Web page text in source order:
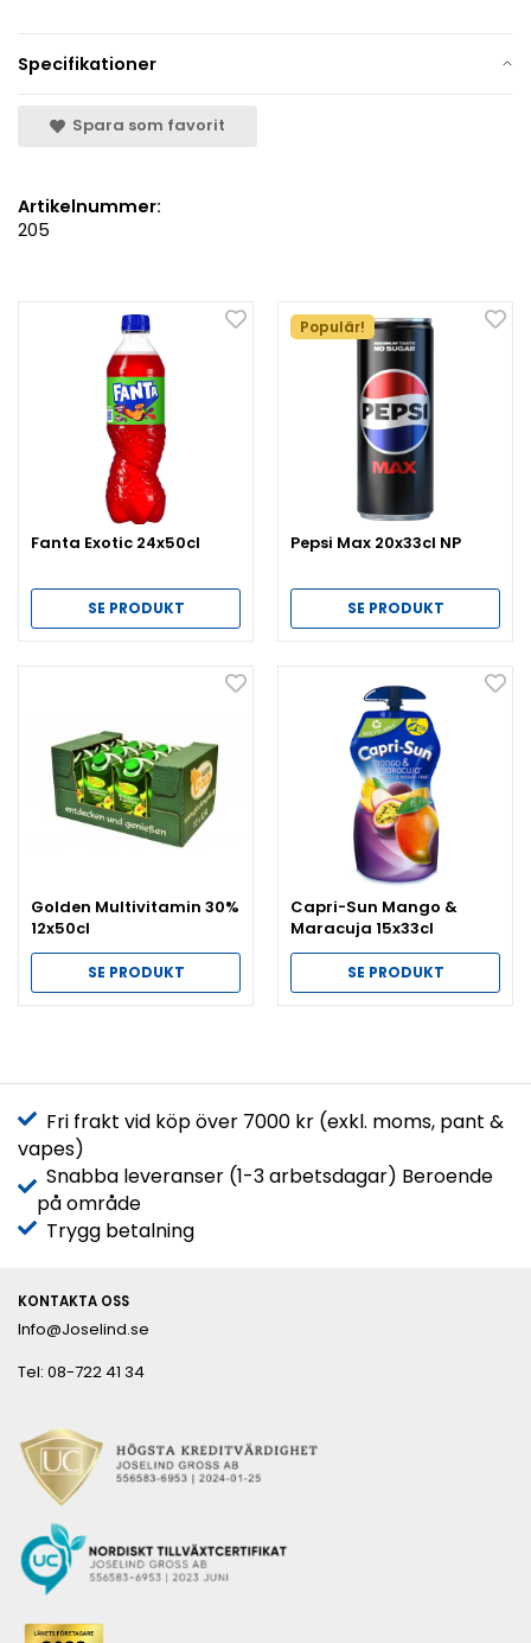
Specifikationer
Spara som favorit
Artikelnummer:
205
Fanta Exotic 24x50cl
SE PRODUKT
Populär!
Pepsi Max 20x33cl NP
SE PRODUKT
Golden Multivitamin 30%
12x50cl
SE PRODUKT
Capri-Sun Mango &
Maracuja 15x33cl
SE PRODUKT
Fri frakt vid köp över 7000 kr (exkl. moms, pant &
vapes)
Snabba leveranser (1-3 arbetsdagar) Beroende
på område
Trygg betalning
KONTAKTA OSS
Info@Joselind.se
Tel: 08-722 41 34